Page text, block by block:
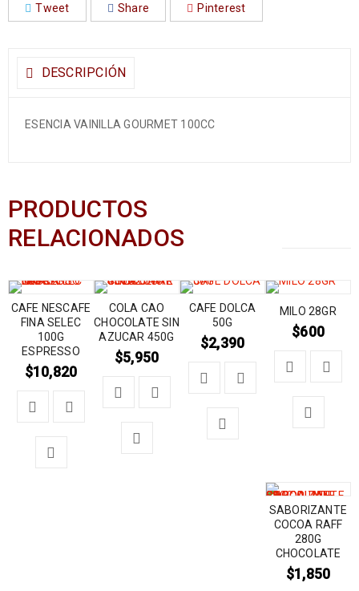
Tweet Share Pinterest
DESCRIPCIÓN
ESENCIA VAINILLA GOURMET 100CC
PRODUCTOS
RELACIONADOS
CAFE NESCAFE
FINA SELEC
100G
ESPRESSO
$10,820
COLA CAO
CHOCOLATE SIN
AZUCAR 450G
$5,950
CAFE DOLCA
50G
$2,390
MILO 28GR
$600
SABORIZANTE
COCOA RAFF
280G
CHOCOLATE
$1,850